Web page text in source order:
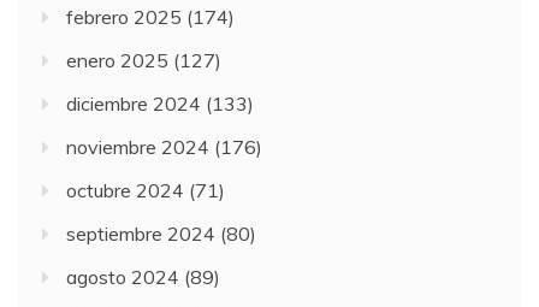
febrero 2025 (174)
enero 2025 (127)
diciembre 2024 (133)
noviembre 2024 (176)
octubre 2024 (71)
septiembre 2024 (80)
agosto 2024 (89)